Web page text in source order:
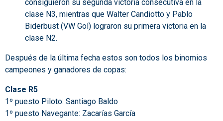
consiguieron su segunda victoria consecutiva en la
clase N3, mientras que Walter Candiotto y Pablo
Biderbust (VW Gol) lograron su primera victoria en la
clase N2.
Después de la última fecha estos son todos los binomios
campeones y ganadores de copas:
Clase R5
1º puesto Piloto: Santiago Baldo
1º puesto Navegante: Zacarías García